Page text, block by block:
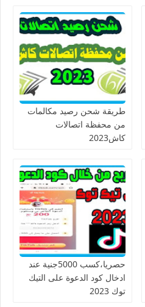
طريقة شحن رصيد مكالمات
من محفظة اتصالات
كاش2023
حصريا،كسب 5000جنية عند
ادخال كود الدعوة على التيك
توك 2023